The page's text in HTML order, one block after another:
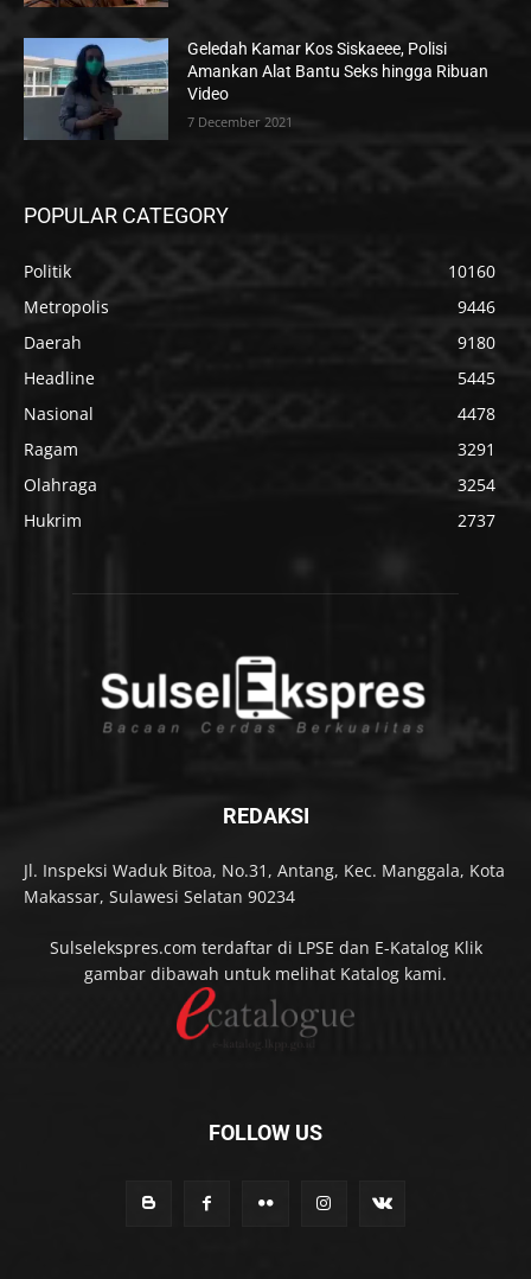
Geledah Kamar Kos Siskaeee, Polisi
Amankan Alat Bantu Seks hingga Ribuan
Video
7 December 2021
POPULAR CATEGORY
Politik
10160
Metropolis
9446
Daerah
9180
Headline
5445
Nasional
4478
Ragam
3291
Olahraga
3254
Hukrim
2737
REDAKSI
Jl. Inspeksi Waduk Bitoa, No.31, Antang, Kec. Manggala, Kota
Makassar, Sulawesi Selatan 90234
Sulselekspres.com terdaftar di LPSE dan E-Katalog Klik
gambar dibawah untuk melihat Katalog kami.
FOLLOW US